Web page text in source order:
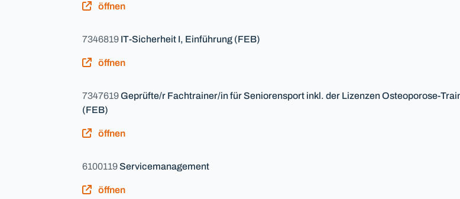
öffnen
7346819 IT-Sicherheit I, Einführung (FEB)
öffnen
7347619Geprüfte/r Fachtrainer/in für Seniorensport inkl. der Lizenzen Osteoporose-
(FEB)
öffnen
6100119Servicemanagement
öffnen